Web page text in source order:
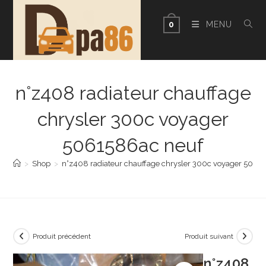
0 MENU
n°z408 radiateur chauffage
chrysler 300c voyager
5061586ac neuf
> Shop > n°z408 radiateur chauffage chrysler 300c voyager
Produit précédent Produit suivant